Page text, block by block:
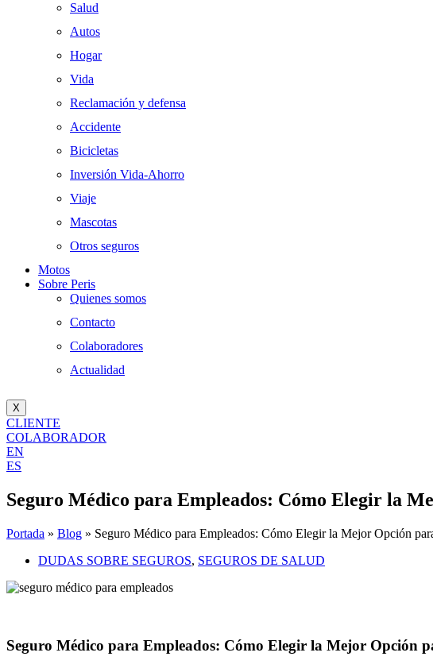
Salud
Autos
Hogar
Vida
Reclamación y defensa
Accidente
Bicicletas
Inversión Vida-Ahorro
Viaje
Mascotas
Otros seguros
Motos
Sobre Peris
Quienes somos
Contacto
Colaboradores
Actualidad
X
CLIENTE
COLABORADOR
EN
ES
Seguro Médico para Empleados: Cómo Elegir la
Portada » Blog » Seguro Médico para Empleados: Cómo Elegir la Mejor Opción
DUDAS SOBRE SEGUROS, SEGUROS DE SALUD
Seguro Médico para Empleados: Cómo Elegir la Mejor Opción